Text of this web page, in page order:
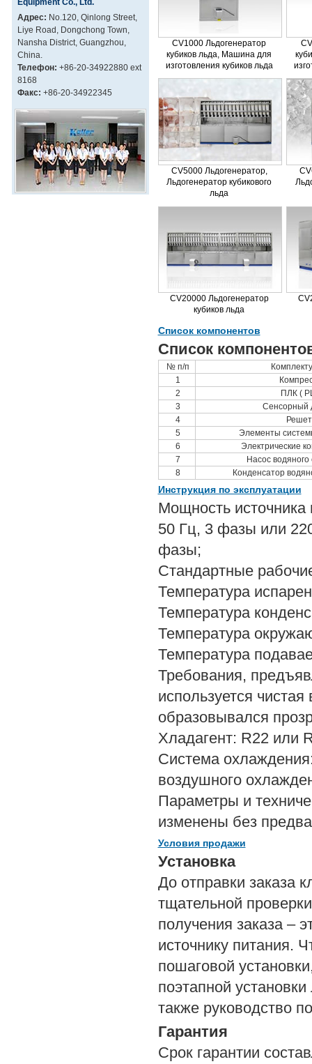
Equipment Co., Ltd.
Адрес: No.120, Qinlong Street,
Liye Road, Dongchong Town,
Nansha District, Guangzhou,
China.
Телефон: +86-20-34922880 ext
8168
Факс: +86-20-34922345
CV1000 Льдогенератор
кубиков льда, Машина для
изготовления кубиков льда
CV5000 Льдогенератор,
Льдогенератор кубикового
льда
CV20000 Льдогенератор
кубиков льда
Список компонентов
Список
№ п/п
1
2
ПЛК (
3
Сенсорный
4
5
Элементы
6
Электрические
7
Насос
8
Конденсатор
Инструкция по эксплуатации
Мощность
50 Гц, 3 фазы или
фазы;
Стандартные
Температура
Температура
Температура
Температура
Требования,
используется
образовывался
Хладагент: R22 или
Система
воздушного
Параметры и
изменены без
Условия продажи
Установка
До отправки заказа
тщательной
получения заказа –
источнику питания.
пошаговой
поэтапной
также руководство
Гарантия
Срок гарантии